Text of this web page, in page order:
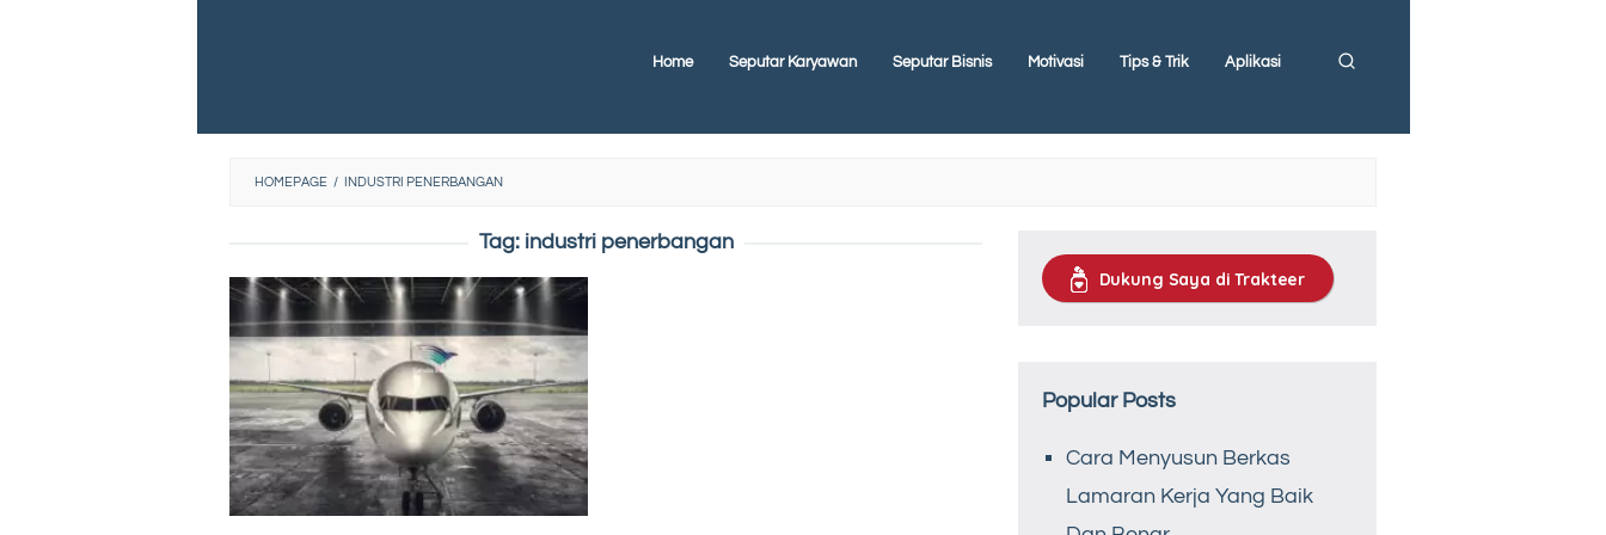
Home Seputar Karyawan Seputar Bisnis Motivasi Tips & Trik Aplikasi
HOMEPAGE / INDUSTRI PENERBANGAN
Tag: industri penerbangan
Dukung Saya di Trakteer
Popular Posts
Cara Menyusun Berkas
Lamaran Kerja Yang Baik